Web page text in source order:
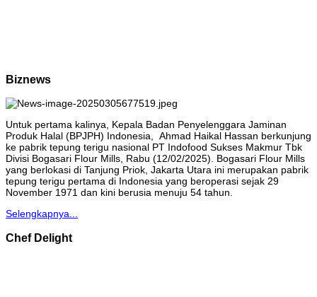
Biznews
Untuk pertama kalinya, Kepala Badan Penyelenggara Jaminan
Produk Halal (BPJPH) Indonesia, Ahmad Haikal Hassan berkunjung
ke pabrik tepung terigu nasional PT Indofood Sukses Makmur Tbk
Divisi Bogasari Flour Mills, Rabu (12/02/2025). Bogasari Flour Mills
yang berlokasi di Tanjung Priok, Jakarta Utara ini merupakan pabrik
tepung terigu pertama di Indonesia yang beroperasi sejak 29
November 1971 dan kini berusia menuju 54 tahun.
Selengkapnya...
Chef Delight